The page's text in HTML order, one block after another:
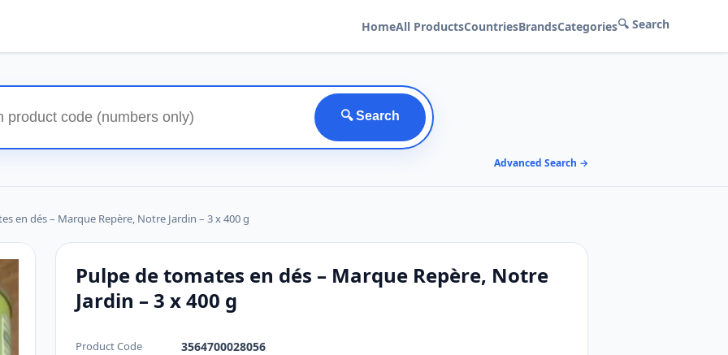
HomeAll ProductsCountriesBrandsCategories🔍 Search
🔍 Search
Advanced Search →
en dés – Marque Repère, Notre Jardin – 3 x 400 g
Pulpe de tomates en dés – Marque Repère, Notre
Jardin – 3 x 400 g
Product Code 3564700028056